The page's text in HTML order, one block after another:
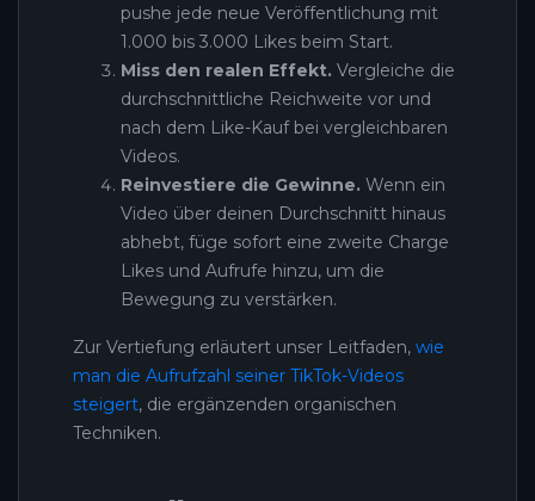
pushe jede neue Veröffentlichung mit
1.000 bis 3.000 Likes beim Start.
Miss den realen Effekt. Vergleiche die
durchschnittliche Reichweite vor und
nach dem Like-Kauf bei vergleichbaren
Videos.
Reinvestiere die Gewinne. Wenn ein
Video über deinen Durchschnitt hinaus
abhebt, füge sofort eine zweite Charge
Likes und Aufrufe hinzu, um die
Bewegung zu verstärken.
Zur Vertiefung erläutert unser Leitfaden, wie
man die Aufrufzahl seiner TikTok-Videos
steigert, die ergänzenden organischen
Techniken.